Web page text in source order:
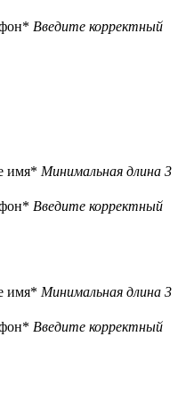
Введите корректный
имя* Минимальная длина 3
Введите корректный
имя* Минимальная длина 3
Введите корректный